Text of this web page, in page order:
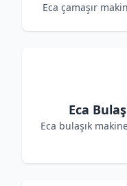
Eca çamaşır
Eca
Eca bulaşık